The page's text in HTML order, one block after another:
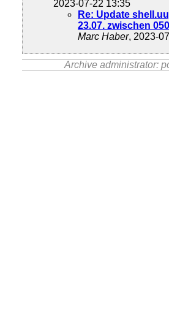
2023-07-22 13:35
Re: Update
23.07. zwischen
Marc Haber, 2023-
Archive administrator: